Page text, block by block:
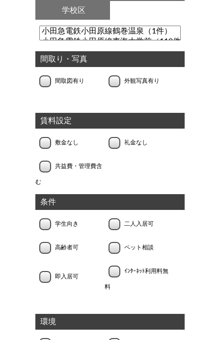
学校区
間取り・写真
間取図有り 外観写真有り
賃料設定
敷金なし 礼金なし
共益費・管理費含
む
条件
学生向き 二人入居可
高齢者可 ペット相談
即入居可
ｲﾝﾀｰﾈｯﾄ利用料無
料
環境